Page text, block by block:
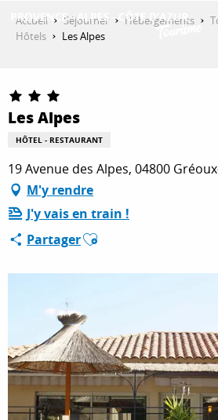
QUE FAIRE ?
SÉJOURNER
ESPACE PRO
Accueil Séjourner Hébergements
Hôtels
Les Alpes
Les Alpes
HÔTEL - RESTAURANT
19 Avenue des Alpes, 04800
M'y rendre
J'y vais en train !
PartagerAjouter aux favoris